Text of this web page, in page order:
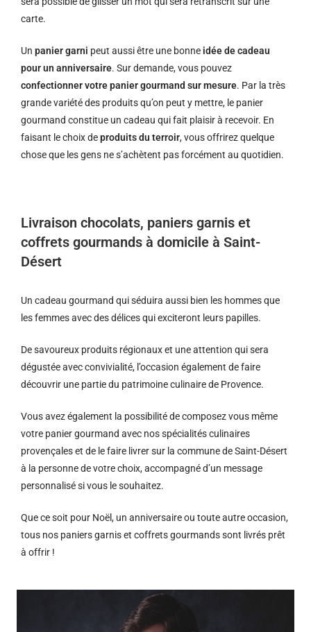
carte.
Un panier garni peut aussi être une bonne idée de cadeau
pour un anniversaire. Sur demande, vous pouvez
confectionner votre panier gourmand sur mesure. Par la très
grande variété des produits qu’on peut y mettre, le panier
gourmand constitue un cadeau qui fait plaisir à recevoir. En
faisant le choix deproduits du terroir, vous offrirez quelque
chose que les gens ne s’achètent pas forcément au quotidien.
Livraison chocolats, paniers garnis et
coffrets gourmands à domicile à Saint-
Désert
Un cadeau gourmand qui séduira aussi bien les hommes que
les femmes avec des délices qui exciteront leurs papilles.
De savoureux produits régionaux et une attention qui sera
dégustée avec convivialité, l’occasion également de faire
découvrir une partie du patrimoine culinaire de Provence.
Vous avez également la possibilité de composez vous même
votre panier gourmand avec nos spécialités culinaires
provençales et de le faire livrer sur la commune de Saint-Désert
à la personne de votre choix, accompagné d’un message
personnalisé si vous le souhaitez.
Que ce soit pour Noël, un anniversaire ou toute autre occasion,
tous nos paniers garnis et coffrets gourmands sont livrés prêt
à offrir !